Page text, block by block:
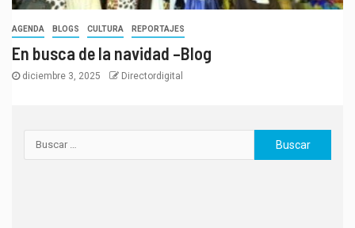
AGENDA BLOGS CULTURA REPORTAJES
En busca de la navidad –Blog
diciembre 3, 2025 Directordigital